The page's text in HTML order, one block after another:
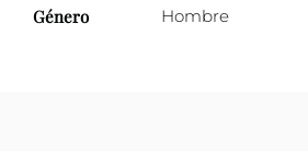
Género Hombre